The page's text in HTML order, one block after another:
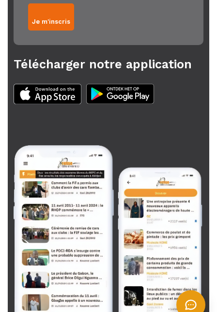
Je m'inscris
Télécharger notre application